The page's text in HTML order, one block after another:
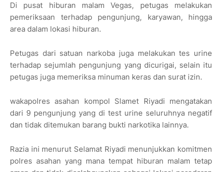
Di pusat hiburan malam Vegas, petugas melakukan
pemeriksaan terhadap pengunjung, karyawan, hingga
area dalam lokasi hiburan.
Petugas dari satuan narkoba juga melakukan tes urine
terhadap sejumlah pengunjung yang dicurigai, selain itu
petugas juga memeriksa minuman keras dan surat izin.
wakapolres asahan kompol Slamet Riyadi mengatakan
dari 9 pengunjung yang di test urine seluruhnya negatif
dan tidak ditemukan barang bukti narkotika lainnya.
Razia ini menurut Selamat Riyadi menunjukkan komitmen
polres asahan yang mana tempat hiburan malam tetap